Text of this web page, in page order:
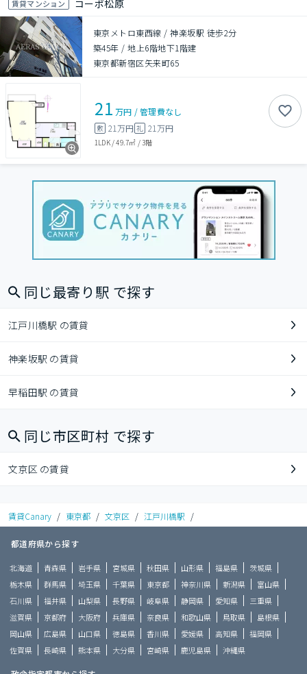
賃貸マンション コーポ松原
東京メトロ東西線 / 神楽坂駅 徒歩2分
築45年 /地上6階地下1階建
東京都新宿区矢来町65
21 万円 /管理費なし
敷 21万円 礼 21万円
1LDK/49.7㎡ /3階
同じ最寄り駅 で探す
江戸川橋駅 の賃貸
神楽坂駅 の賃貸
早稲田駅 の賃貸
同じ市区町村 で探す
文京区 の賃貸
賃貸Canary / 東京都 / 文京区 / 江戸川橋駅 /
都道府県から探す
北海道 青森県 岩手県 宮城県 秋田県 山形県 福島県
茨城県
栃木県
群馬県 埼玉県 千葉県 東京都 神奈川県 新潟県
富山県
石川県
福井県 山梨県 長野県 岐阜県 静岡県 愛知県
三重県
滋賀県
京都府 大阪府 兵庫県 奈良県 和歌山県 鳥取県
島根県
岡山県
広島県 山口県 徳島県 香川県 愛媛県 高知県
福岡県
佐賀県
長崎県 熊本県 大分県 宮崎県 鹿児島県 沖縄県